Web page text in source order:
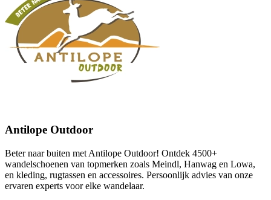
Antilope Outdoor
Beter naar buiten met Antilope Outdoor! Ontdek 4500+
wandelschoenen van topmerken zoals Meindl, Hanwag en Lowa,
en kleding, rugtassen en accessoires. Persoonlijk advies van onze
ervaren experts voor elke wandelaar.